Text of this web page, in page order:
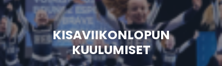
SEARCH
KISAVIIKONLOPUN
KUULUMISET